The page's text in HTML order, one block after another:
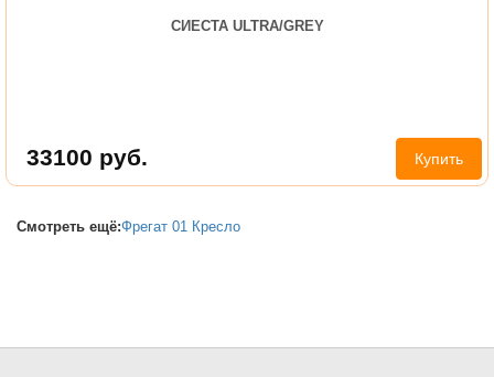
СИЕСТА ULTRA/GREY
33100 руб. Купить
Смотреть ещё:Фрегат 01 Кресло